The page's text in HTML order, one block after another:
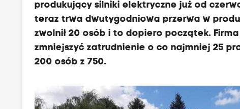
produkujący silniki elektryczne już od
teraz trwa dwutygodniowa przerwa w
zwolnił 20 osób i to dopiero początek.
zmniejszyć zatrudnienie o co najmniej 25
200 osób z 750.